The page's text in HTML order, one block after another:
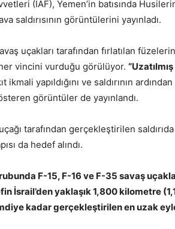
(IAF), Yemen’in batısında
saldırısının görüntülerini yayınladı.
uçakları tarafından fırlatılan
vincini vurduğu görülüyor. “Uzatılmış
ikmali yapıldığını ve saldırının
görüntüler de yayınlandı.
tarafından gerçekleştirilen
da hedef alındı.
F-15, F-16 ve F-35 savaş
İsrail’den yaklaşık 1,800 kilometre
kadar gerçekleştirilen en uzak